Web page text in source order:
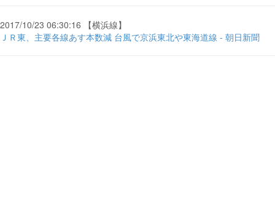
2017/10/23 06:30:16 【横浜線】
ＪＲ東、主要各線あす本数減 台風で京浜東北や東海道線 - 朝日新聞